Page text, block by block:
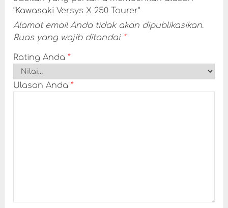
“Kawasaki Versys X 250 Tourer”
Alamat email Anda tidak akan dipublikasikan.
Ruas yang wajib ditandai *
Rating Anda *
Ulasan Anda *